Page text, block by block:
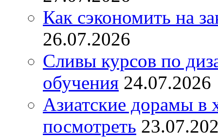
Как сэкономить на
26.07.2026
Сливы курсов по
обучения 24.07.2026
Азиатские дорамы в
посмотреть